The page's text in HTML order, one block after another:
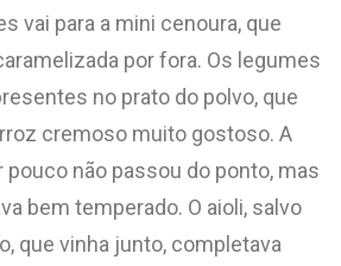
vai para a mini cenoura, que
por fora. Os legumes
no prato do polvo, que
cremoso muito gostoso. A
pouco não passou do ponto, mas
bem temperado. O aioli, salvo
que vinha junto, completava